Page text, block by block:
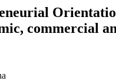
commercial